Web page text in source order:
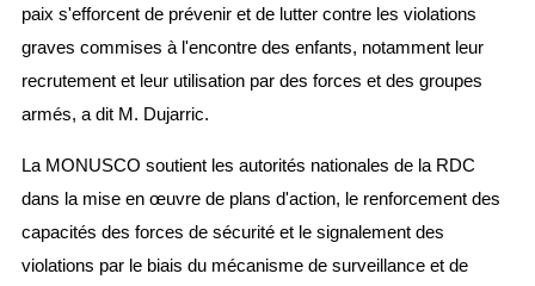
paix s'efforcent de prévenir et de lutter contre les violations
graves commises à l'encontre des enfants, notamment leur
recrutement et leur utilisation par des forces et des groupes
armés, a dit M. Dujarric.
La MONUSCO soutient les autorités nationales de la RDC
dans la mise en œuvre de plans d'action, le renforcement des
capacités des forces de sécurité et le signalement des
violations par le biais du mécanisme de surveillance et de